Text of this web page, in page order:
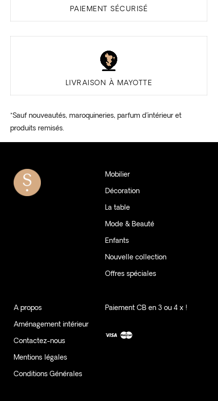
PAIEMENT SÉCURISÉ
LIVRAISON À MAYOTTE
*Sauf nouveautés, maroquineries, parfum d’intérieur et
produits remisés.
Mobilier
Décoration
La table
Mode & Beauté
Enfants
Nouvelle collection
Offres spéciales
A propos
Aménagement intérieur
Contactez-nous
Mentions légales
Conditions Générales
Paiement CB en 3 ou 4 x !